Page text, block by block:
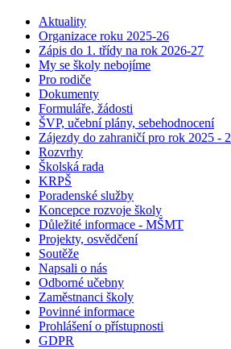
Aktuality
Organizace roku 2025-26
Zápis do 1. třídy na rok 2026-27
My se školy nebojíme
Pro rodiče
Dokumenty
Formuláře, žádosti
ŠVP, učební plány, sebehodnocení
Zájezdy do zahraničí pro rok 2025 -
Rozvrhy
Školská rada
KRPŠ
Poradenské služby
Koncepce rozvoje školy
Důležité informace - MŠMT
Projekty, osvědčení
Soutěže
Napsali o nás
Odborné učebny
Zaměstnanci školy
Povinné informace
Prohlášení o přístupnosti
GDPR